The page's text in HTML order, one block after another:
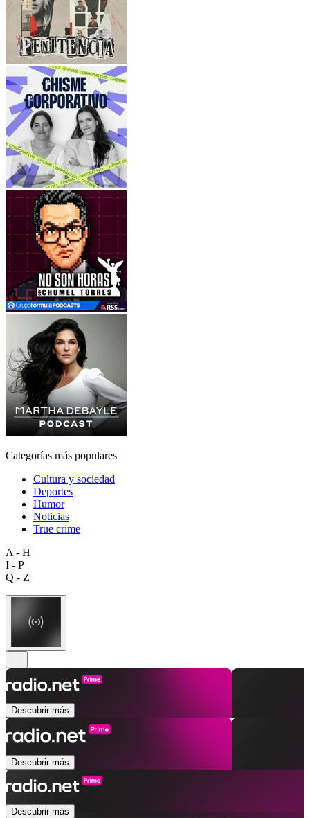
Categorías más populares
Cultura y sociedad
Deportes
Humor
Noticias
True crime
A - H
I - P
Q - Z
Descubrir más
Descubrir más
Descubrir más